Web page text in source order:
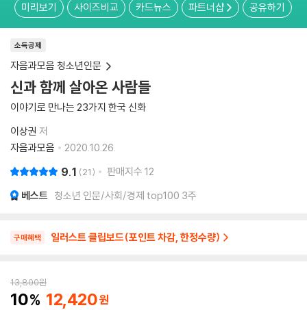
미리보기 사이즈비교 카드뉴스 파트너샵 공유하기
소득공제
자음과모음 청소년인문
신과 함께 살아온 사람들
이야기로 만나는 23가지 한국 신화
이상권 저
자음과모음
2020.10.26.
9.1 21 판매지수 12
베스트 청소년 인문/사회/경제 top100 3주
구매혜택 일러스트 클립보드(포인트 차감, 한정수량)
13,800원
10 12,420